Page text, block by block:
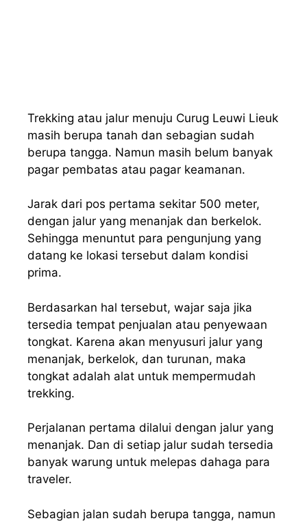
Trekking atau jalur menuju Curug Leuwi Lieuk
masih berupa tanah dan sebagian sudah
berupa tangga. Namun masih belum banyak
pagar pembatas atau pagar keamanan.
Jarak dari pos pertama sekitar 500 meter,
dengan jalur yang menanjak dan berkelok.
Sehingga menuntut para pengunjung yang
datang ke lokasi tersebut dalam kondisi
prima.
Berdasarkan hal tersebut, wajar saja jika
tersedia tempat penjualan atau penyewaan
tongkat. Karena akan menyusuri jalur yang
menanjak, berkelok, dan turunan, maka
tongkat adalah alat untuk mempermudah
trekking.
Perjalanan pertama dilalui dengan jalur yang
menanjak. Dan di setiap jalur sudah tersedia
banyak warung untuk melepas dahaga para
traveler.
Sebagian jalan sudah berupa tangga, namun